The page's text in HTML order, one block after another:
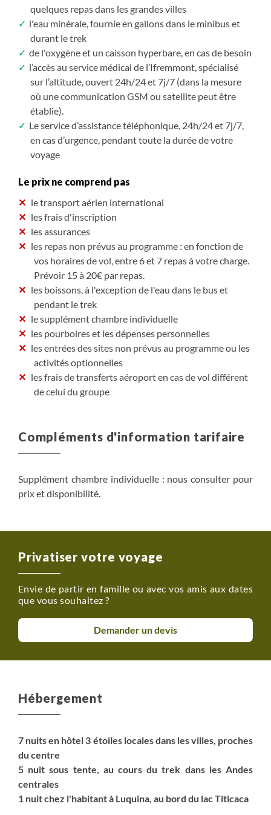
quelques repas dans les grandes villes
l'eau minérale, fournie en gallons dans le minibus et
durant le trek
de l'oxygène et un caisson hyperbare, en cas de besoin
l’accès au service médical de l’Ifremmont, spécialisé
sur l’altitude, ouvert 24h/24 et 7j/7 (dans la mesure
où une communication GSM ou satellite peut être
établie).
Le service d’assistance téléphonique, 24h/24 et 7j/7,
en cas d’urgence, pendant toute la durée de votre
voyage
Le prix ne comprend pas
le transport aérien international
les frais d'inscription
les assurances
les repas non prévus au programme : en fonction de
vos horaires de vol, entre 6 et 7 repas à votre charge.
Prévoir 15 à 20€ par repas.
les boissons, à l'exception de l'eau dans le bus et
pendant le trek
le supplément chambre individuelle
les pourboires et les dépenses personnelles
les entrées des sites non prévus au programme ou les
activités optionnelles
les frais de transferts aéroport en cas de vol différent
de celui du groupe
Compléments d'information tarifaire
Supplément chambre individuelle : nous consulter pour
prix et disponibilité.
Privatiser votre voyage
Envie de partir en famille ou avec vos amis aux dates
que vous souhaitez ?
Demander un devis
Hébergement
7 nuits en hôtel 3 étoiles locales dans les villes, proches
du centre
5 nuit sous tente, au cours du trek dans les Andes
centrales
1 nuit chez l'habitant à Luquina, au bord du lac Titicaca